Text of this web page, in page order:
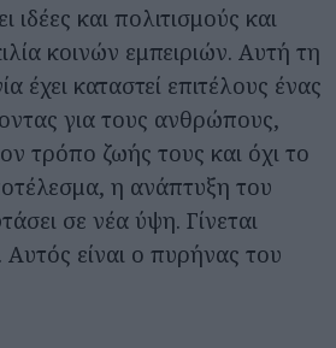
και πολιτισμούς και
κοινών εμπειριών. Αυτή τη
έχει καταστεί επιτέλους ένας
για τους ανθρώπους,
τρόπο ζωής τους και όχι το
η ανάπτυξη του
σε νέα ύψη. Γίνεται
είναι ο πυρήνας του